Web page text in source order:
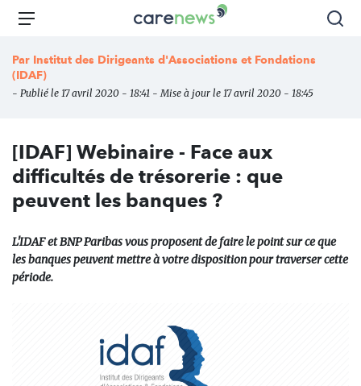
Aller
principal
Carenews,
média
acteurs
Menu
Par Institut des Dirigeants d'Associations et Fondations
(IDAF)
- Publié le 17 avril 2020 - 18:41 - Mise à jour le 17 avril 2020 - 18:45
[IDAF] Webinaire - Face aux
difficultés de trésorerie : que
peuvent les banques ?
L'IDAF et BNP Paribas vous proposent de faire le point sur ce que
les banques peuvent mettre à votre disposition pour traverser cette
période.